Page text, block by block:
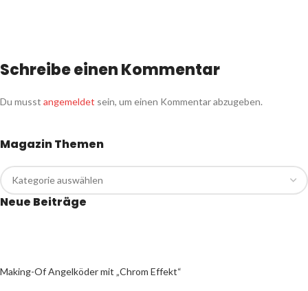
Schreibe einen Kommentar
Du musst angemeldet sein, um einen Kommentar abzugeben.
Magazin Themen
Neue Beiträge
Making-Of Angelköder mit „Chrom Effekt“